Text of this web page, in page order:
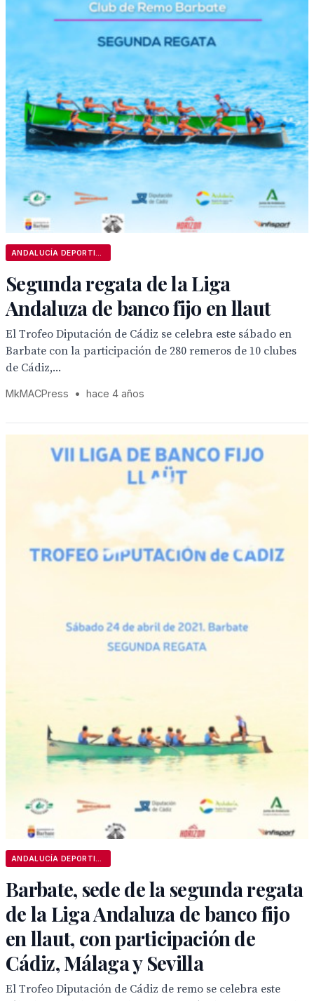
Segunda regata de la Liga
Andaluza de banco fijo en llaut
El Trofeo Diputación de Cádiz se celebra este sábado en
Barbate con la participación de 280 remeros de 10 clubes
de Cádiz,...
MkMACPress • hace 4 años
Barbate, sede de la segunda regata
de la Liga Andaluza de banco fijo
en llaut, con participación de
Cádiz, Málaga y Sevilla
El Trofeo Diputación de Cádiz de remo se celebra este